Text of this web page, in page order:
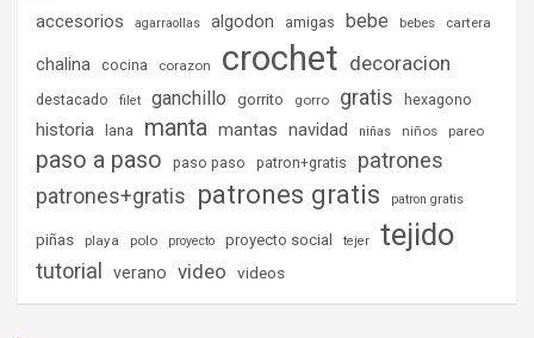
accesorios agarraollas algodon amigas bebe bebes cartera
chalina cocina corazon crochet decoracion
destacado filet ganchillo gorrito gorro gratis hexagono
historia lana manta mantas navidad niñas niños pareo
paso a paso paso paso patron+gratis
patrones
patrones+gratis patrones gratis patron gratis
piñas playa polo proyecto proyecto social tejer tejido
tutorial verano video videos